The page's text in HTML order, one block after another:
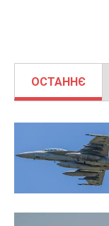
ОСТАННЄ